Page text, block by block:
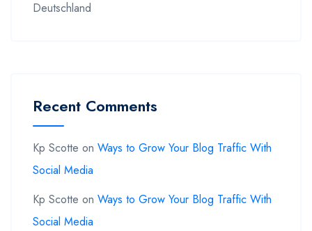
Deutschland
Recent Comments
Kp Scotte on Ways to Grow Your Blog Traffic With
Social Media
Kp Scotte on Ways to Grow Your Blog Traffic With
Social Media